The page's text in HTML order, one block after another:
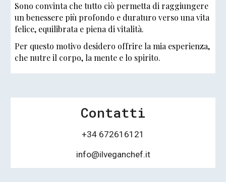
Sono convinta che tutto ciò permetta di raggiungere
un benessere più profondo e duraturo verso una vita
felice, equilibrata e piena di vitalità.
Per questo motivo desidero offrire la mia esperienza,
che nutre il corpo, la mente e lo spirito.
Contatti
+34 672616121
info@ilveganchef.it